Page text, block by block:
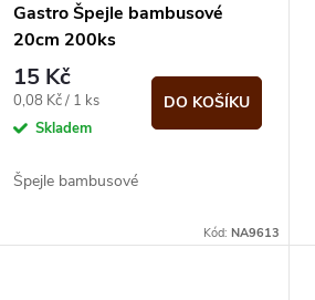
Gastro Špejle bambusové
20cm 200ks
15 Kč
Měrná
cena:
0,08 Kč / 1 ks
Skladem
DO KOŠÍKU
Špejle bambusové
Kód:NA9613